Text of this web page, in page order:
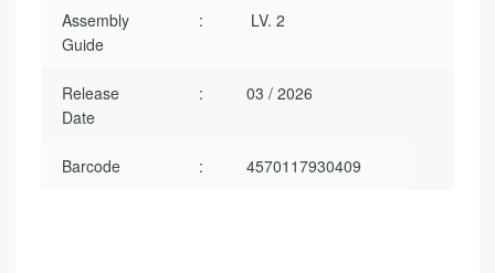
Assembly
Guide
: LV. 2
Release
Date
: 03 / 2026
Barcode : 4570117930409